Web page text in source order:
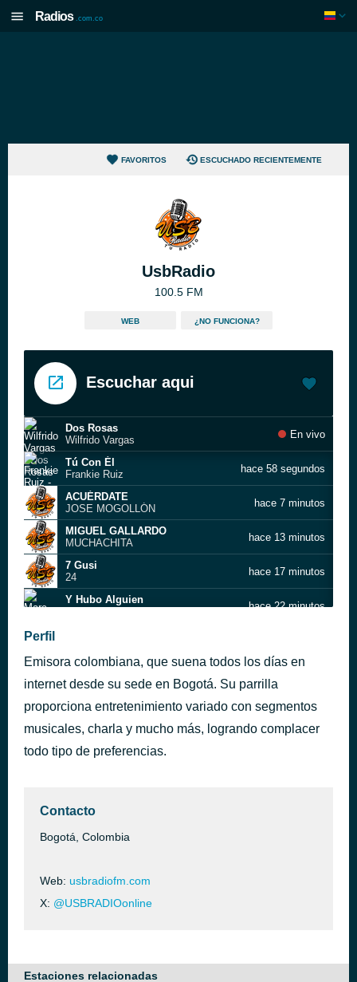
Radios .com.co
FAVORITOS ESCUCHADO RECIENTEMENTE
UsbRadio
100.5 FM
WEB ¿NO FUNCIONA?
Escuchar aqui
Dos Rosas
Wilfrido Vargas
En vivo
Tú Con Él
Frankie Ruiz
hace 58 segundos
ACUÉRDATE
JOSE MOGOLLÓN
hace 7 minutos
MIGUEL GALLARDO
MUCHACHITA
hace 13 minutos
7 Gusi
24
hace 17 minutos
Y Hubo Alguien
hace 22 minutos
No Se Puede Querer
Roberto Ledesma
LOS GIGANTES
EL LOBO
hace 37 minutos
Parece que fue ayer
Ana Gabriel
Perfil
Emisora colombiana, que suena todos los días en
internet desde su sede en Bogotá. Su parrilla
proporciona entretenimiento variado con segmentos
musicales, charla y mucho más, logrando complacer
todo tipo de preferencias.
Contacto
Bogotá, Colombia
Web: usbradiofm.com
X: @USBRADIOonline
Estaciones relacionadas